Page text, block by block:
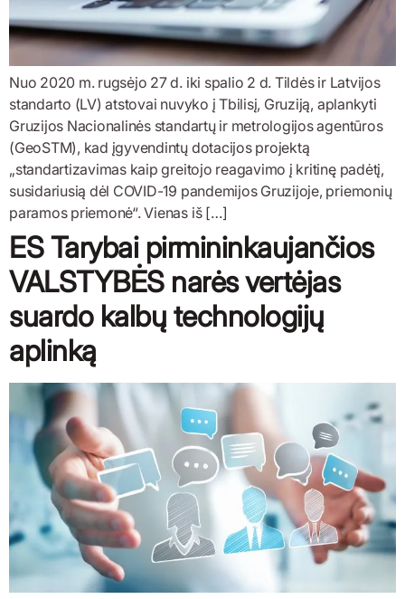
Nuo 2020 m. rugsėjo 27 d. iki spalio 2 d. Tildės ir Latvijos
standarto (LV) atstovai nuvyko į Tbilisį, Gruziją, aplankyti
Gruzijos Nacionalinės standartų ir metrologijos agentūros
(GeoSTM), kad įgyvendintų dotacijos projektą
„standartizavimas kaip greitojo reagavimo į kritinę padėtį,
susidariusią dėl COVID-19 pandemijos Gruzijoje, priemonių
paramos priemonė“. Vienas iš […]
ES Tarybai pirmininkaujančios
VALSTYBĖS narės vertėjas
suardo kalbų technologijų
aplinką